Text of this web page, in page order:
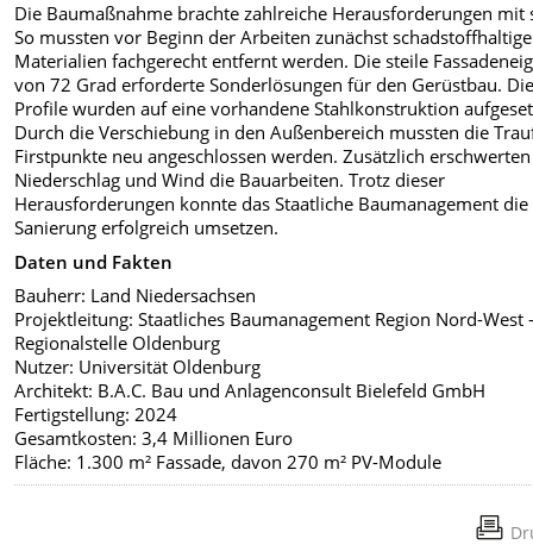
Die Baumaßnahme brachte zahlreiche Herausforderungen mit
So mussten vor Beginn der Arbeiten zunächst schadstoffhaltige
Materialien fachgerecht entfernt werden. Die steile
von 72 Grad erforderte Sonderlösungen für den Gerüstbau.
Profile wurden auf eine vorhandene Stahlkonstruktion
Durch die Verschiebung in den Außenbereich mussten die
Firstpunkte neu angeschlossen werden. Zusätzlich erschwerten
Niederschlag und Wind die Bauarbeiten. Trotz dieser
Herausforderungen konnte das Staatliche Baumanagement die
Sanierung erfolgreich umsetzen.
Daten und Fakten
Bauherr: Land Niedersachsen
Projektleitung: Staatliches Baumanagement Region Nord-West
Regionalstelle Oldenburg
Nutzer: Universität Oldenburg
Architekt: B.A.C. Bau­ und Anlagenconsult Bielefeld GmbH
Fertigstellung: 2024
Gesamtkosten: 3,4 Millionen Euro
Fläche: 1.300 m² Fassade, davon 270 m² PV-­Module